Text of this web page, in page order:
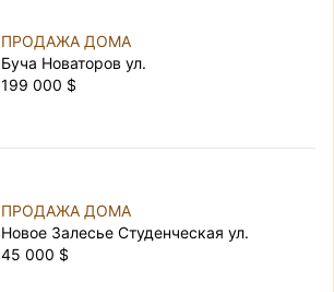
ПРОДАЖА ДОМА
Буча Новаторов ул.
199 000 $
ПРОДАЖА ДОМА
Новое Залесье Студенческая ул.
45 000 $